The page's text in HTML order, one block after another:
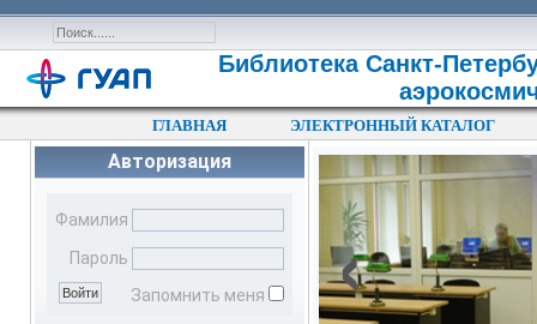
Библиотека Санкт-
ГЛАВНАЯ ЭЛЕКТРОННЫЙ КАТАЛОГ
Авторизация
Фамилия
Пароль
Запомнить меня
‹